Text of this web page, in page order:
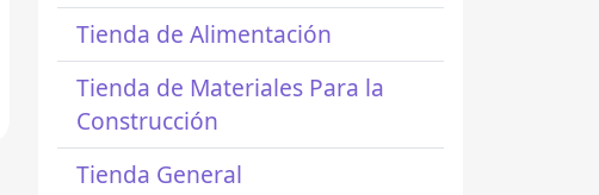
Tienda de Alimentación
Tienda de Materiales Para la
Construcción
Tienda General